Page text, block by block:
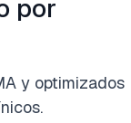
por
y optimizados